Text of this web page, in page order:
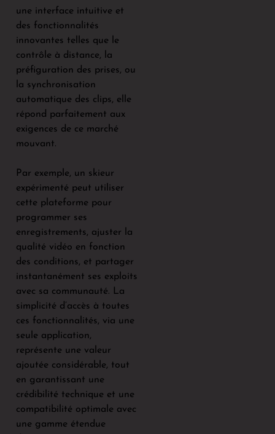
une interface intuitive et
des fonctionnalités
innovantes telles que le
contrôle à distance, la
préfiguration des prises, ou
la synchronisation
automatique des clips, elle
répond parfaitement aux
exigences de ce marché
mouvant.
Par exemple, un skieur
expérimenté peut utiliser
cette plateforme pour
programmer ses
enregistrements, ajuster la
qualité vidéo en fonction
des conditions, et partager
instantanément ses exploits
avec sa communauté. La
simplicité d’accès à toutes
ces fonctionnalités, via une
seule application,
représente une valeur
ajoutée considérable, tout
en garantissant une
crédibilité technique et une
compatibilité optimale avec
une gamme étendue